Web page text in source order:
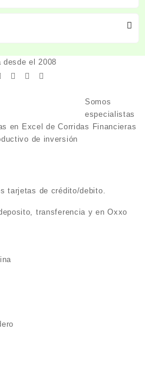
desde el 2008
Somos
especialistas
en Excel de Corridas Financieras
de inversión
tarjetas de crédito/debito.
transferencia y en Oxxo
399.00.